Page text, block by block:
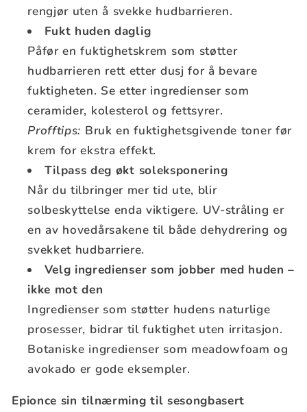
rengjør uten å svekke hudbarrieren.
Fukt huden daglig
Påfør en fuktighetskrem som støtter
hudbarrieren rett etter dusj for å bevare
fuktigheten. Se etter ingredienser som
ceramider, kolesterol og fettsyrer.
Profftips: Bruk en fuktighetsgivende toner før
krem for ekstra effekt.
Tilpass deg økt soleksponering
Når du tilbringer mer tid ute, blir
solbeskyttelse enda viktigere. UV-stråling er
en av hovedårsakene til både dehydrering og
svekket hudbarriere.
Velg ingredienser som jobber med huden –
ikke mot den
Ingredienser som støtter hudens naturlige
prosesser, bidrar til fuktighet uten irritasjon.
Botaniske ingredienser som meadowfoam og
avokado er gode eksempler.
Epionce sin tilnærming til sesongbasert